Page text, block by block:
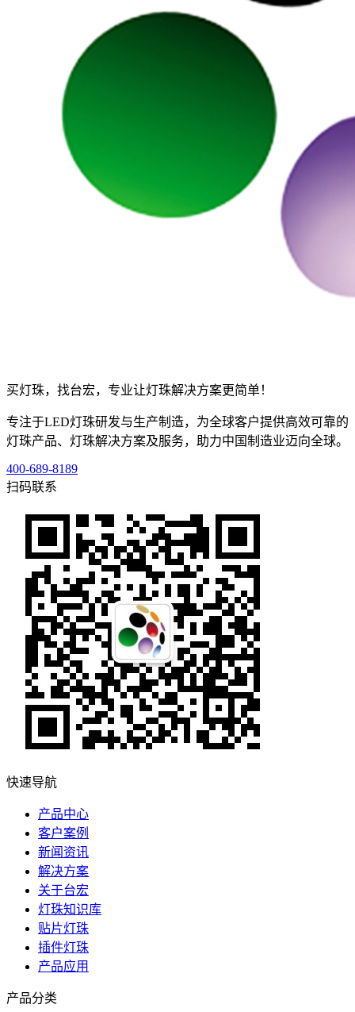
买灯珠，找台宏，专业让灯珠解决方案更简单！
专注于LED灯珠研发与生产制造，为全球客户提供高效可靠的
灯珠产品、灯珠解决方案及服务，助力中国制造业迈向全球。
400-689-8189
扫码联系
快速导航
产品中心
客户案例
新闻资讯
解决方案
关于台宏
灯珠知识库
贴片灯珠
插件灯珠
产品应用
产品分类